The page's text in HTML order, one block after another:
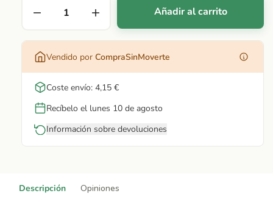
Añadir al carrito
Vendido por CompraSinMoverte
Coste envío: 4,15 €
Recíbelo el lunes 10 de agosto
Información sobre devoluciones
Descripción Opiniones